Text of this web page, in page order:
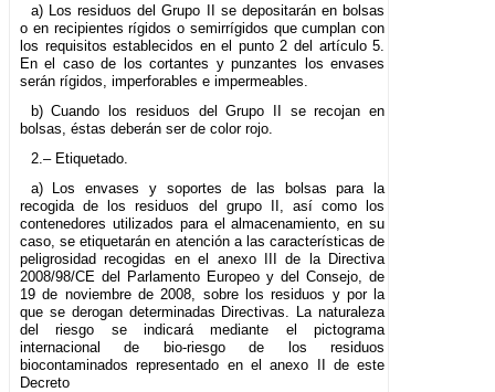
a) Los residuos del Grupo II se depositarán en bolsas
o en recipientes rígidos o semirrígidos que cumplan con
los requisitos establecidos en el punto 2 del artículo 5.
En el caso de los cortantes y punzantes los envases
serán rígidos, imperforables e impermeables.
b) Cuando los residuos del Grupo II se recojan en
bolsas, éstas deberán ser de color rojo.
2.– Etiquetado.
a) Los envases y soportes de las bolsas para la
recogida de los residuos del grupo II, así como los
contenedores utilizados para el almacenamiento, en su
caso, se etiquetarán en atención a las características de
peligrosidad recogidas en el anexo III de la Directiva
2008/98/CE del Parlamento Europeo y del Consejo, de
19 de noviembre de 2008, sobre los residuos y por la
que se derogan determinadas Directivas. La naturaleza
del riesgo se indicará mediante el pictograma
internacional de bio-riesgo de los residuos
biocontaminados representado en el anexo II de este
Decreto